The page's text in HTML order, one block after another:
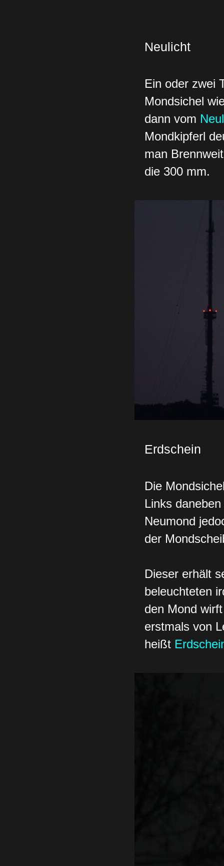
Neulicht
Ein oder zwei
Mondsichel
dann vom
Mondkipferl
man
die 300 mm.
Erdschein
Die
Links
Neumond
der
Dieser erhält
beleuchteten
den Mond
erstmals von
heißt